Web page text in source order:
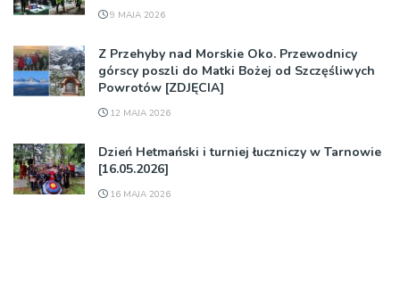
9 MAJA 2026
Z Przehyby nad Morskie Oko. Przewodnicy
górscy poszli do Matki Bożej od Szczęśliwych
Powrotów [ZDJĘCIA]
12 MAJA 2026
Dzień Hetmański i turniej łuczniczy w Tarnowie
[16.05.2026]
16 MAJA 2026